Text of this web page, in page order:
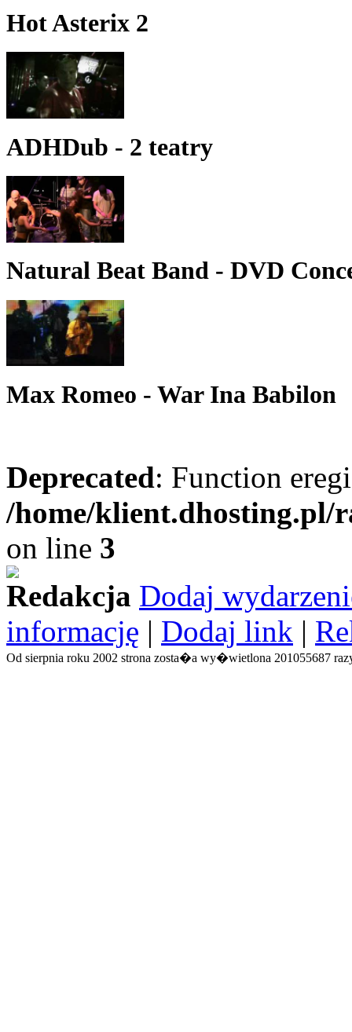
Hot Asterix 2
ADHDub - 2 teatry
Natural Beat Band - DVD
Max Romeo - War Ina Babilon
Deprecated: Function
/home/
on line 3
Redakcja Dodaj
informację | Dodaj link |
Od sierpnia roku 2002 strona zosta�a wy�wietlona 201055687